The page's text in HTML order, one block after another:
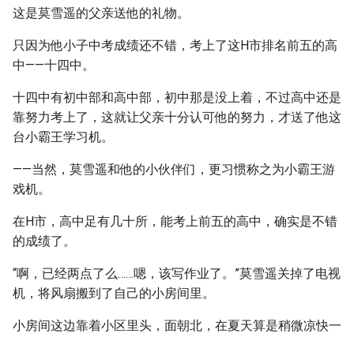
这是莫雪遥的父亲送他的礼物。
只因为他小子中考成绩还不错，考上了这H市排名前五的高
中——十四中。
十四中有初中部和高中部，初中那是没上着，不过高中还是
靠努力考上了，这就让父亲十分认可他的努力，才送了他这
台小霸王学习机。
——当然，莫雪遥和他的小伙伴们，更习惯称之为小霸王游
戏机。
在H市，高中足有几十所，能考上前五的高中，确实是不错
的成绩了。
“啊，已经两点了么……嗯，该写作业了。”莫雪遥关掉了电视
机，将风扇搬到了自己的小房间里。
小房间这边靠着小区里头，面朝北，在夏天算是稍微凉快一